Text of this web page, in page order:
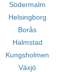
Södermalm
Helsingborg
Borås
Halmstad
Kungsholmen
Växjö